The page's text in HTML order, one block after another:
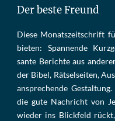
Der beste Freund
Die­se Mo­nats­zeit­schrift
bie­ten: Span­nen­de
san­te Be­rich­te aus
der Bi­bel, Rät­sel­sei­ten,
an­sprech­ende
die gu­te Nach­richt von
wie­der ins Blick­feld